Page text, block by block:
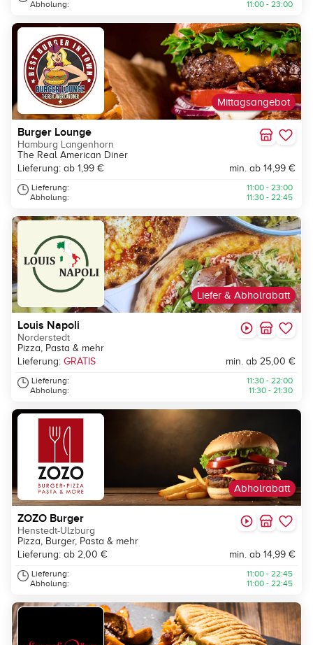
Abholung: 11:00 - 23:00
Mittagsangebot
Burger Lounge
Hamburg Langenhorn
The Real American Diner
Lieferung: ab 1,99 €
min. ab 14,99 €
Lieferung:
Abholung:
11:00 - 23:00
11:30 - 22:45
Liefer & Abholrabatt
Louis Napoli
Norderstedt
Pizza, Pasta & mehr
Lieferung: GRATIS min. ab 25,00 €
Lieferung:
Abholung:
11:30 - 22:00
11:30 - 21:30
Abholrabatt
ZOZO Burger
Henstedt-Ulzburg
Pizza, Burger, Pasta & mehr
Lieferung: ab 2,00 €
min. ab 14,99 €
Lieferung:
Abholung:
11:00 - 22:45
11:00 - 22:45